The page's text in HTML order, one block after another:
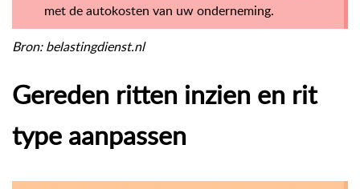
met de autokosten van uw onderneming.
Bron: belastingdienst.nl
Gereden ritten inzien en rit
type aanpassen